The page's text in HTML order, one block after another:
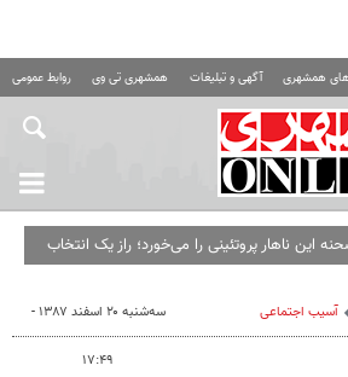
های همشهری آگهی و تبلیغات همشهری تی وی روابط عمومی
این ناهار پروتئینی را می‌خورد؛ راز یک انتخاب
آسیب اجتماعی سه‌شنبه ۲۰ اسفند ۱۳۸۷ -
۱۷:۴۹